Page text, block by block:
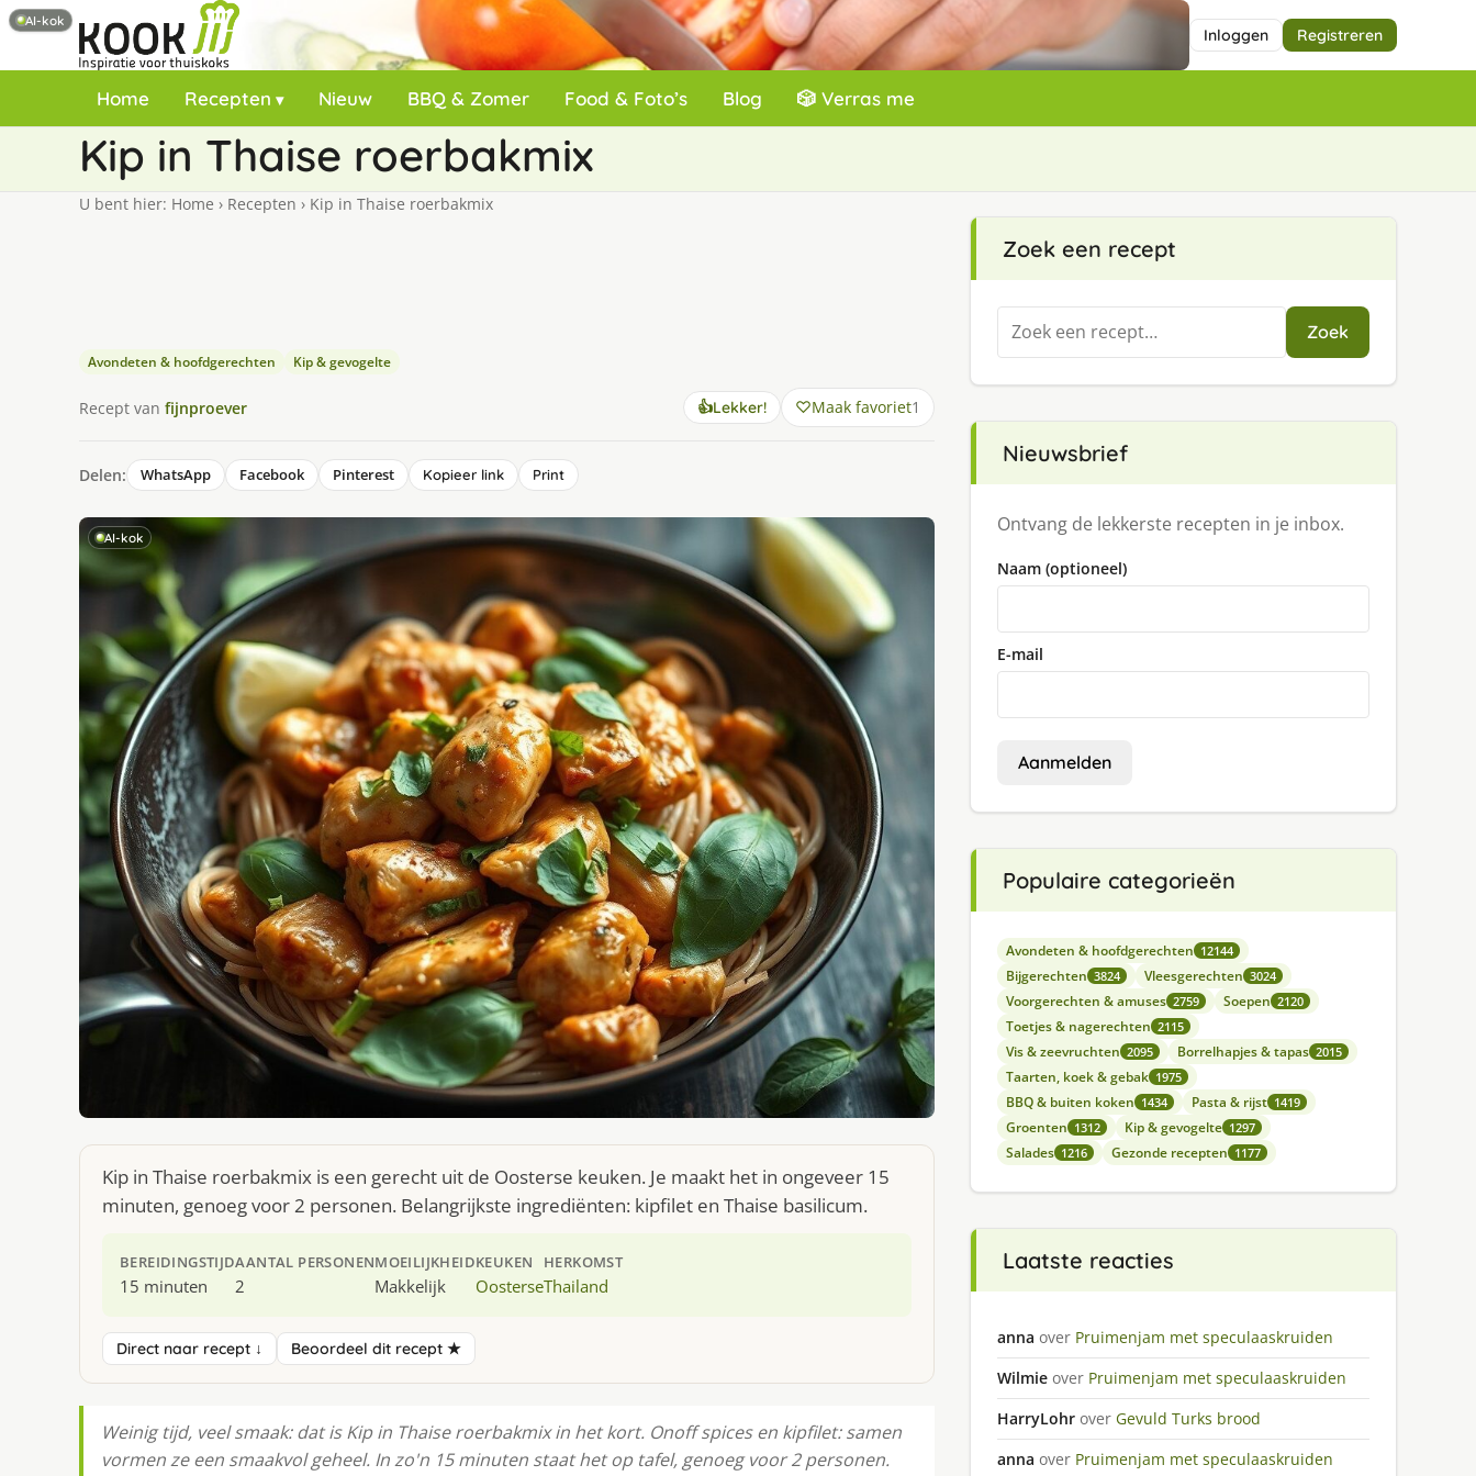
Inloggen Registreren
Home Recepten Nieuw BBQ & Zomer Food & Foto’s Blog 🎲 Verras me
Kip in Thaise roerbakmix
U bent hier: Home › Recepten › Kip in Thaise roerbakmix
Avondeten & hoofdgerechten Kip & gevogelte
Recept van fijnproever 👍Lekker! Maak favoriet1
Delen: WhatsApp Facebook Pinterest Kopieer link Print
AI-kok
Kip in Thaise roerbakmix is een gerecht uit de Oosterse keuken. Je maakt het in ongeveer 15
minuten, genoeg voor 2 personen. Belangrijkste ingrediënten: kipfilet en Thaise basilicum.
BEREIDINGSTIJD
15 minuten
AANTAL PERSONEN
2
MOEILIJKHEID
Makkelijk
KEUKEN
Oosterse
HERKOMST
Thailand
Direct naar recept ↓ Beoordeel dit recept ★
Weinig tijd, veel smaak: dat is Kip in Thaise roerbakmix in het kort. Onoff spices en kipfilet: samen
vormen ze een smaakvol geheel. In zo'n 15 minuten staat het op tafel, genoeg voor 2 personen.
Zoek een recept
Zoeken
naar:
Zoek
Nieuwsbrief
Ontvang de lekkerste recepten in je inbox.
Naam (optioneel)
E-mail
Aanmelden
Populaire categorieën
Avondeten & hoofdgerechten 12144
Bijgerechten 3824 Vleesgerechten 3024
Voorgerechten & amuses 2759 Soepen 2120
Toetjes & nagerechten 2115
Vis & zeevruchten 2095 Borrelhapjes & tapas 2015
Taarten, koek & gebak 1975
BBQ & buiten koken 1434 Pasta & rijst 1419
Groenten 1312 Kip & gevogelte 1297
Salades 1216 Gezonde recepten 1177
Laatste reacties
anna over Pruimenjam met speculaaskruiden
Wilmie over Pruimenjam met speculaaskruiden
HarryLohr over Gevuld Turks brood
anna over Pruimenjam met speculaaskruiden
AI-kok